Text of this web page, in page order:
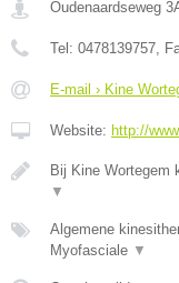
Oudenaardseweg
Tel: 0478139757 ,
E-mail › Kine
Website: http://
Bij Kine Wortegem
▼
Algemene
Myofasciale ▼